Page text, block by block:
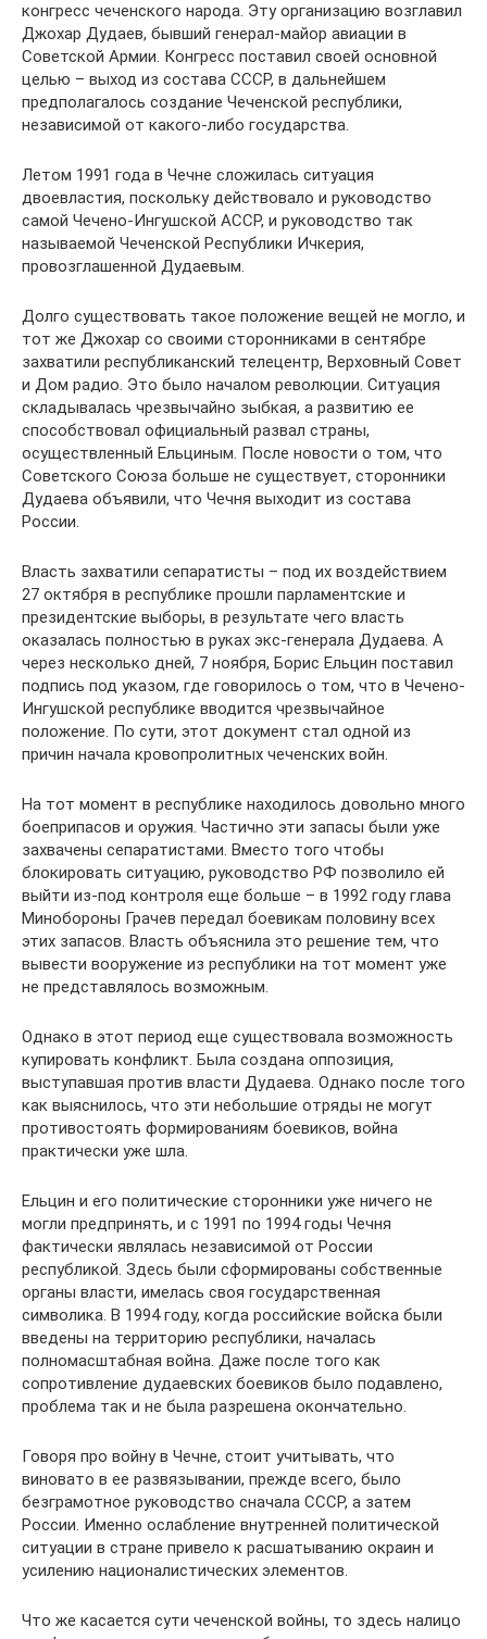
конгресс чеченского народа. Эту организацию возглавил
Джохар Дудаев, бывший генерал-майор авиации в
Советской Армии. Конгресс поставил своей основной
целью – выход из состава СССР, в дальнейшем
предполагалось создание Чеченской республики,
независимой от какого-либо государства.
Летом 1991 года в Чечне сложилась ситуация
двоевластия, поскольку действовало и руководство
самой Чечено-Ингушской АССР, и руководство так
называемой Чеченской Республики Ичкерия,
провозглашенной Дудаевым.
Долго существовать такое положение вещей не могло, и
тот же Джохар со своими сторонниками в сентябре
захватили республиканский телецентр, Верховный Совет
и Дом радио. Это было началом революции. Ситуация
складывалась чрезвычайно зыбкая, а развитию ее
способствовал официальный развал страны,
осуществленный Ельциным. После новости о том, что
Советского Союза больше не существует, сторонники
Дудаева объявили, что Чечня выходит из состава
России.
Власть захватили сепаратисты – под их воздействием
27 октября в республике прошли парламентские и
президентские выборы, в результате чего власть
оказалась полностью в руках экс-генерала Дудаева. А
через несколько дней, 7 ноября, Борис Ельцин поставил
подпись под указом, где говорилось о том, что в Чечено-
Ингушской республике вводится чрезвычайное
положение. По сути, этот документ стал одной из
причин начала кровопролитных чеченских войн.
На тот момент в республике находилось довольно много
боеприпасов и оружия. Частично эти запасы были уже
захвачены сепаратистами. Вместо того чтобы
блокировать ситуацию, руководство РФ позволило ей
выйти из-под контроля еще больше – в 1992 году глава
Минобороны Грачев передал боевикам половину всех
этих запасов. Власть объяснила это решение тем, что
вывести вооружение из республики на тот момент уже
не представлялось возможным.
Однако в этот период еще существовала возможность
купировать конфликт. Была создана оппозиция,
выступавшая против власти Дудаева. Однако после того
как выяснилось, что эти небольшие отряды не могут
противостоять формированиям боевиков, война
практически уже шла.
Ельцин и его политические сторонники уже ничего не
могли предпринять, и с 1991 по 1994 годы Чечня
фактически являлась независимой от России
республикой. Здесь были сформированы собственные
органы власти, имелась своя государственная
символика. В 1994 году, когда российские войска были
введены на территорию республики, началась
полномасштабная война. Даже после того как
сопротивление дудаевских боевиков было подавлено,
проблема так и не была разрешена окончательно.
Говоря про войну в Чечне, стоит учитывать, что
виновато в ее развязывании, прежде всего, было
безграмотное руководство сначала СССР, а затем
России. Именно ослабление внутренней политической
ситуации в стране привело к расшатыванию окраин и
усилению националистических элементов.
Что же касается сути чеченской войны, то здесь налицо